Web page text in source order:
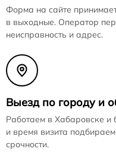
Форма на сайте
в выходные. Оператор
неисправность и адрес.
Выезд по городу и
Работаем в Хабаровске
и время визита
срочности.